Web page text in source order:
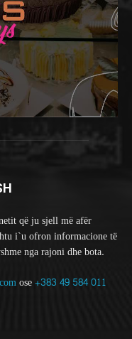
që ju sjell më afër
i`u ofron informacione të
nga rajoni dhe bota.
ose+383 49 584 011